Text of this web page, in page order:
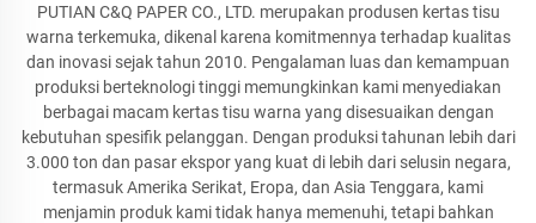
PUTIAN C&Q PAPER CO., LTD. merupakan produsen kertas tisu
warna terkemuka, dikenal karena komitmennya terhadap kualitas
dan inovasi sejak tahun 2010. Pengalaman luas dan kemampuan
produksi berteknologi tinggi memungkinkan kami menyediakan
berbagai macam kertas tisu warna yang disesuaikan dengan
kebutuhan spesifik pelanggan. Dengan produksi tahunan lebih dari
3.000 ton dan pasar ekspor yang kuat di lebih dari selusin negara,
termasuk Amerika Serikat, Eropa, dan Asia Tenggara, kami
menjamin produk kami tidak hanya memenuhi, tetapi bahkan